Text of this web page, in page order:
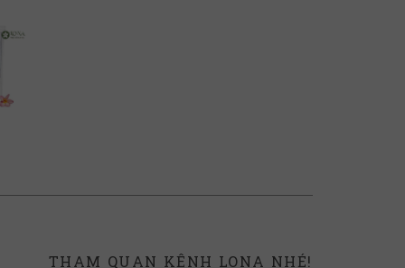
THAM QUAN KÊNH LONA NHÉ!